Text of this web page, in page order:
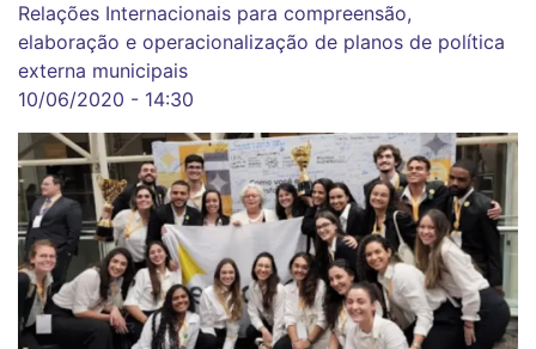
Relações Internacionais para compreensão,
elaboração e operacionalização de planos de política
externa municipais
10/06/2020 - 14:30